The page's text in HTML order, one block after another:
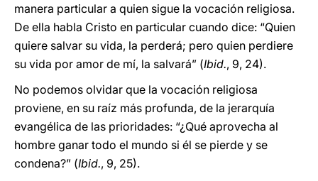
manera particular a quien sigue la vocación religiosa.
De ella habla Cristo en particular cuando dice: “Quien
quiere salvar su vida, la perderá; pero quien perdiere
su vida por amor de mí, la salvará” (Ibid., 9, 24).
No podemos olvidar que la vocación religiosa
proviene, en su raíz más profunda, de la jerarquía
evangélica de las prioridades: “¿Qué aprovecha al
hombre ganar todo el mundo si él se pierde y se
condena?” (Ibid., 9, 25).